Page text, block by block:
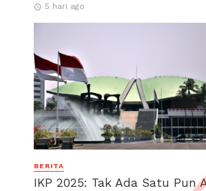
5 hari ago
BERITA
IKP 2025: Tak Ada Satu Pun